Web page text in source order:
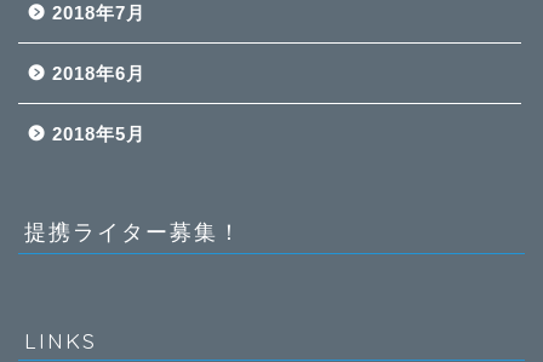
2018年7月
2018年6月
2018年5月
提携ライター募集！
LINKS